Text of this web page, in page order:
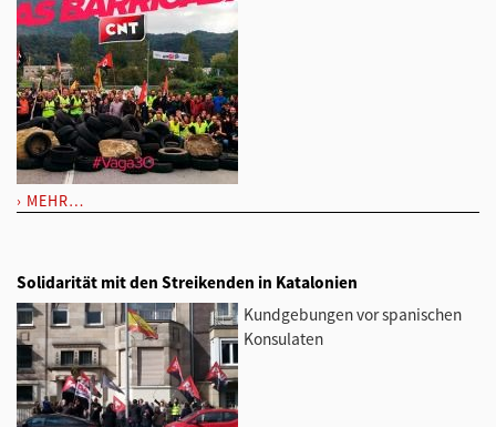
MEHR…
Solidarität mit den Streikenden in Katalonien
Kundgebungen vor spanischen
Konsulaten